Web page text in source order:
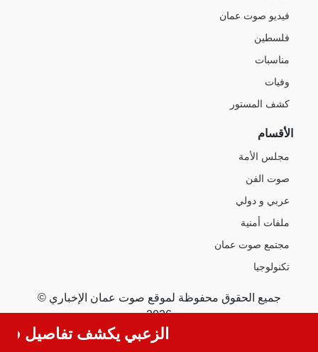
فيديو صوت عمان
فلسطين
مناسبات
وفيات
كشف المستور
الأقسام
مجلس الأمة
صوت الفن
عربي و دولي
ملفات أمنية
مجتمع صوت عمان
تكنولوجيا
جميع الحقوق محفوظة لموقع صوت عمان الإخباري ©
2026
الزعبي يكشف تفاصيل